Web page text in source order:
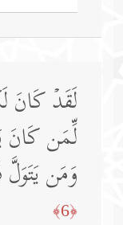
لَقَدۡ كَانَ
لِّمَن كَانَ
وَمَن یَتَوَلَّ
﴿6﴾